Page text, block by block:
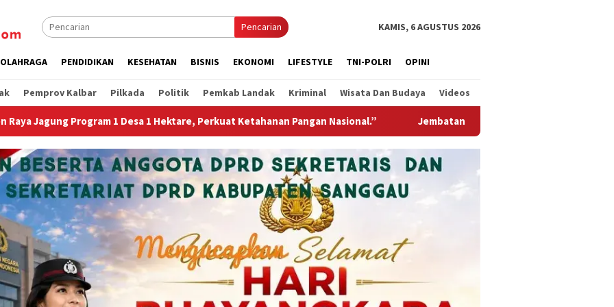
Pencarian KAMIS, 6 AGUSTUS 2026
OLAHRAGA PENDIDIKAN KESEHATAN BISNIS EKONOMI LIFESTYLE TNI-POLRI OPINI
Pemprov Kalbar Pilkada Politik Pemkab Landak Kriminal Wisata Dan Budaya Videos
Ketahanan Pangan Nasional.” Jembatan Gantung Garuda Hadir Untuk Negeri, Wujud Kepedulian TNI Kepada